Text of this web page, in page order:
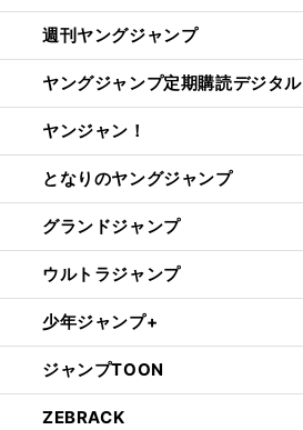
週刊ヤングジャンプ
ヤングジャンプ定期購読デジタル
ヤンジャン！
となりのヤングジャンプ
グランドジャンプ
ウルトラジャンプ
少年ジャンプ+
ジャンプTOON
ZEBRACK